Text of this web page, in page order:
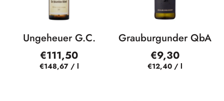
Ungeheuer G.C.
€111,50
€148,67 / l
Grauburgunder QbA
€9,30
€12,40 / l